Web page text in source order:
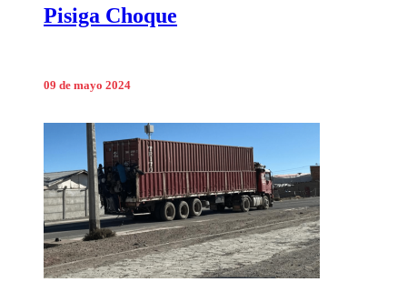
Pisiga Choque
09 de mayo 2024